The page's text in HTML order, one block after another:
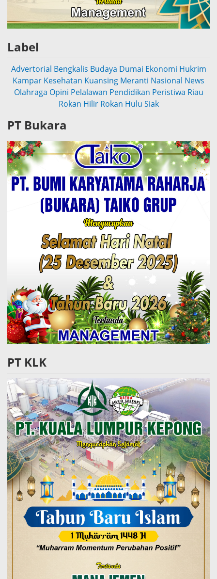
Label
Advertorial Bengkalis Budaya Dumai Ekonomi Hukrim
Kampar Kesehatan Kuansing Meranti Nasional News
Olahraga Opini Pelalawan Pendidikan Peristiwa Riau
Rokan Hilir Rokan Hulu Siak
PT Bukara
PT KLK